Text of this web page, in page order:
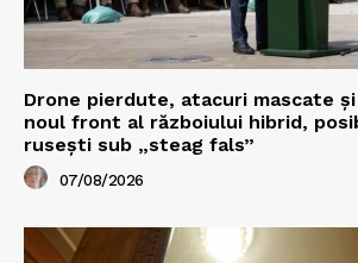
Drone pierdute, atacuri mascate
noul front al războiului hibrid,
rusești sub „steag fals”
07/08/2026